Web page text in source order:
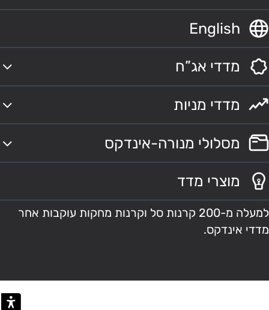
English
מדדי אג”ח
מדדי מניות
מסלולי מנורה-אינדקס
מוצרי מדד
למעלה מ-200 קרנות סל וקרנות מחקות עוקבות אחר
מדדי אינדקס.